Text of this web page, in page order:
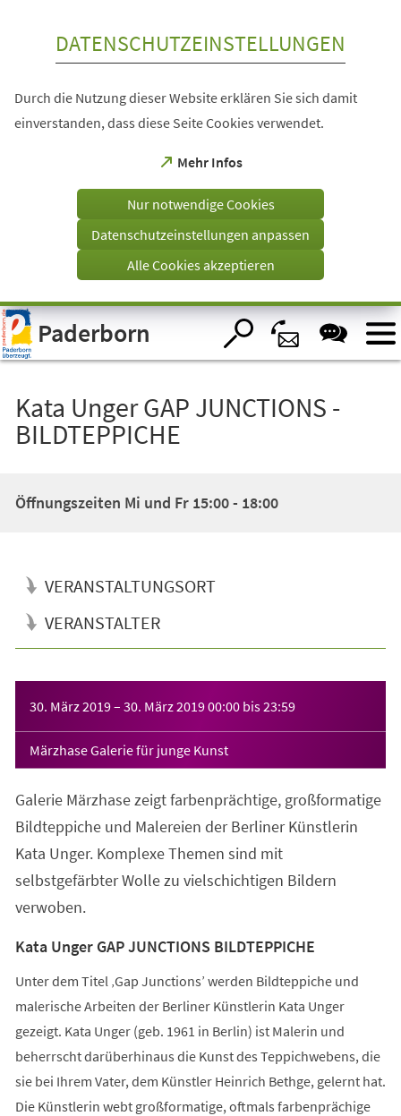
Visuelle
Assistenzsoftware
öffnen.
DATENSCHUTZEINSTELLUNGEN
Durch die Nutzung dieser Website erklären Sie sich damit
einverstanden, dass diese Seite Cookies verwendet.
Mehr Infos
(Öffnet
einem
Tab)
Nur notwendige Cookies
Datenschutzeinstellungen anpassen
Alle Cookies akzeptieren
Paderborn
Kata Unger GAP JUNCTIONS -
BILDTEPPICHE
Öffnungszeiten Mi und Fr 15:00 - 18:00
VERANSTALTUNGSORT
VERANSTALTER
30. März 2019– 30. März 201900:00 bis23:59
Märzhase Galerie für junge Kunst
Galerie Märzhase zeigt farbenprächtige, großformatige
Bildteppiche und Malereien der Berliner Künstlerin
Kata Unger. Komplexe Themen sind mit
selbstgefärbter Wolle zu vielschichtigen Bildern
verwoben.
Kata Unger GAP JUNCTIONS BILDTEPPICHE
Unter dem Titel ‚Gap Junctions’ werden Bildteppiche und
malerische Arbeiten der Berliner Künstlerin Kata Unger
gezeigt. Kata Unger (geb. 1961 in Berlin) ist Malerin und
beherrscht darüberhinaus die Kunst des Teppichwebens, die
sie bei Ihrem Vater, dem Künstler Heinrich Bethge, gelernt hat.
Die Künstlerin webt großformatige, oftmals farbenprächige